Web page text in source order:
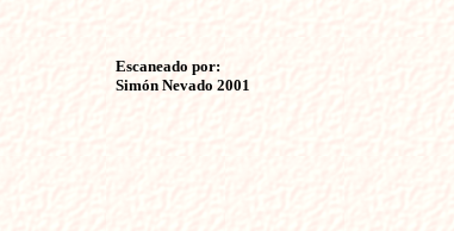
Escaneado por:
Simón Nevado 2001